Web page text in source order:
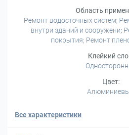
Область
Ремонт водосточных систем;
внутри зданий и сооружени;
покрытия; Ремонт
Клейкий
Цвет:
Все характеристики